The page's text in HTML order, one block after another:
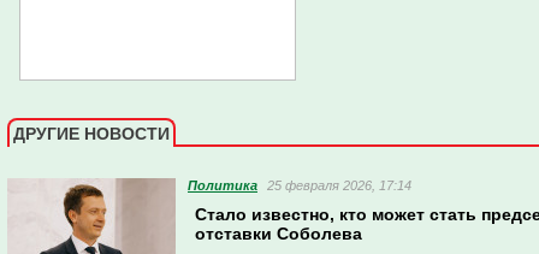
ДРУГИЕ НОВОСТИ
Политика 25 февраля 2026, 17:14
Стало известно, кто может стать
отставки Соболева